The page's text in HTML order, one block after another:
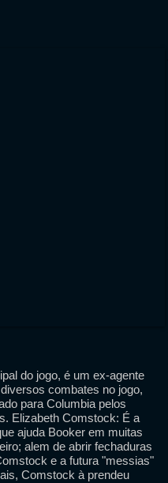
do jogo, é um ex-agente
combates no jogo,
para Columbia pelos
Elizabeth Comstock: É a
ajuda Booker em muitas
alem de abrir fechaduras
e a futura "messias"
Comstock à prendeu